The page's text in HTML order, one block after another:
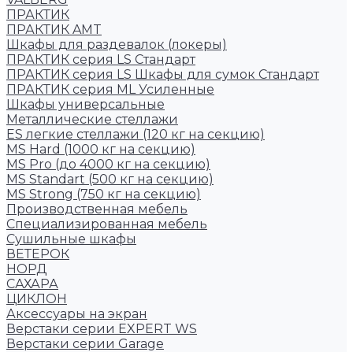
ПРАКТИК
ПРАКТИК AMT
Шкафы для раздевалок (локеры)
ПРАКТИК cерия LS Стандарт
ПРАКТИК серия LS Шкафы для сумок Стандарт
ПРАКТИК серия ML Усиленные
Шкафы универсальные
Металлические стеллажи
ES легкие стеллажи (120 кг на секцию)
MS Hard (1000 кг на секцию)
MS Pro (до 4000 кг на секцию)
MS Standart (500 кг на секцию)
MS Strong (750 кг на секцию)
Производственная мебель
Cпециализированная мебель
Cушильные шкафы
ВЕТЕРОК
НОРД
САХАРА
ЦИКЛОН
Аксессуары на экран
Верстаки серии EXPERT WS
Верстаки серии Garage